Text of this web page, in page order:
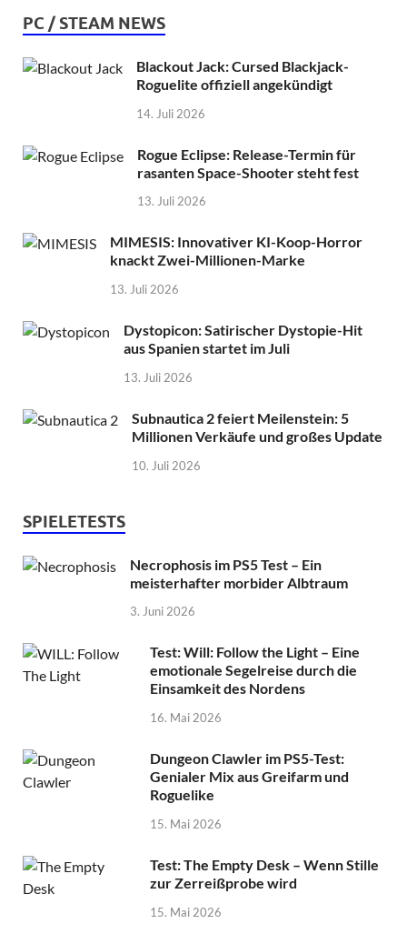
PC / STEAM NEWS
Blackout Jack: Cursed Blackjack-
Roguelite offiziell angekündigt
14. Juli 2026
Rogue Eclipse: Release-Termin für
rasanten Space-Shooter steht fest
13. Juli 2026
MIMESIS: Innovativer KI-Koop-Horror
knackt Zwei-Millionen-Marke
13. Juli 2026
Dystopicon: Satirischer Dystopie-Hit
aus Spanien startet im Juli
13. Juli 2026
Subnautica 2 feiert Meilenstein: 5
Millionen Verkäufe und großes Update
10. Juli 2026
SPIELETESTS
Necrophosis im PS5 Test – Ein
meisterhafter morbider Albtraum
3. Juni 2026
Test: Will: Follow the Light – Eine
emotionale Segelreise durch die
Einsamkeit des Nordens
16. Mai 2026
Dungeon Clawler im PS5-Test:
Genialer Mix aus Greifarm und
Roguelike
15. Mai 2026
Test: The Empty Desk – Wenn Stille
zur Zerreißprobe wird
15. Mai 2026